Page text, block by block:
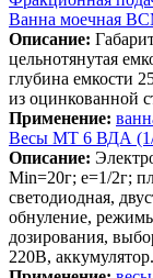
Ванна моечная
Описание:
цельнотянутая
глубина емкости
из оцинкованной
Применение:
Весы МТ 6 ВДА (1/
Описание:
Min=20г; e=1/2г;
светодиодная,
обнуление,
дозирования,
220В,